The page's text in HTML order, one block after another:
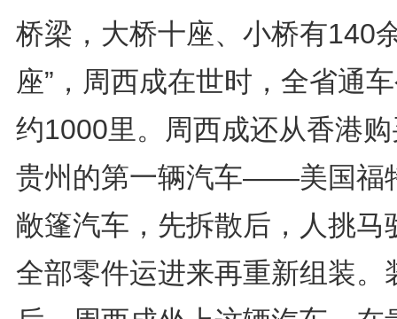
桥梁，大桥十座、小桥有140
座”，周西成在世时，全省通
约1000里。周西成还从香港
贵州的第一辆汽车——美国福
敞篷汽车，先拆散后，人挑马
全部零件运进来再重新组装。